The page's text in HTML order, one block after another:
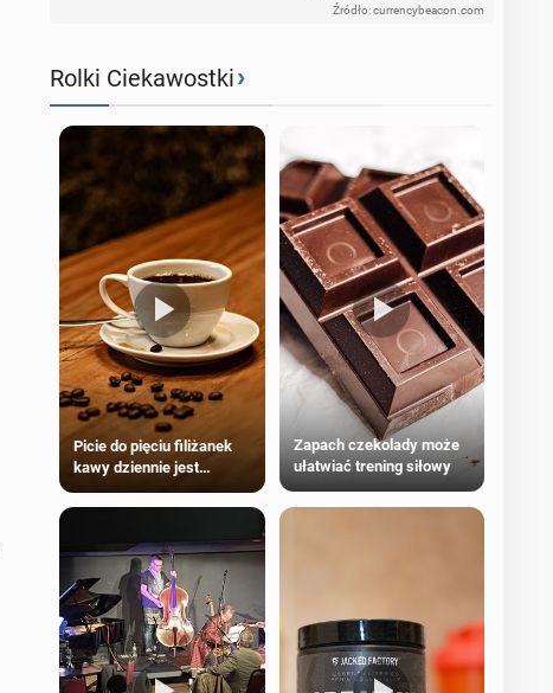
Źródło: currencybeacon.com
Rolki Ciekawostki›
Picie do pięciu filiżanek
kawy dziennie jest
większości dorosłych
Zapach czekolady może
ułatwiać trening siłowy